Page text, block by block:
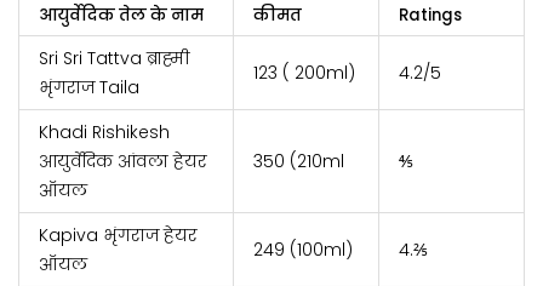
आयुर्वेदिक तेल के नाम कीमत Ratings
Sri Sri Tattva ब्राह्मी
भृंगराज Taila
123 ( 200ml) 4.2/5
Khadi Rishikesh
आयुर्वेदिक आंवला हेयर
ऑयल
350 (210ml ⅘
Kapiva भृंगराज हेयर
ऑयल
249 (100ml) 4.⅖